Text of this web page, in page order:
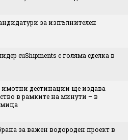
за изпълнителен
euShipments с голяма сделка в
дестинации ще издава
в рамките на минути – в
за важен водороден проект в